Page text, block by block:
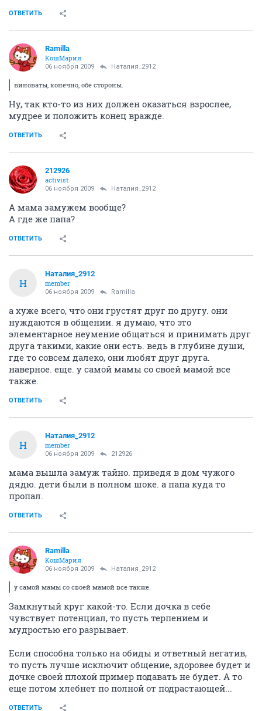
ОТВЕТИТЬ
Ramilla
КошМария
06 ноября 2009 Наталия_2912
виноваты, конечно, обе стороны.
Ну, так кто-то из них должен оказаться взрослее,
мудрее и положить конец вражде.
ОТВЕТИТЬ
212926
activist
06 ноября 2009 Наталия_2912
А мама замужем вообще?
А где же папа?
ОТВЕТИТЬ
Н
Наталия_2912
member
06 ноября 2009 Ramilla
а хуже всего, что они грустят друг по другу. они
нуждаются в общении. я думаю, что это
элементарное неумение общаться и принимать друг
друга такими, какие они есть. ведь в глубине души,
где то совсем далеко, они любят друг друга.
наверное. еще. у самой мамы со своей мамой все
также.
ОТВЕТИТЬ
Н
Наталия_2912
member
06 ноября 2009 212926
мама вышла замуж тайно. приведя в дом чужого
дядю. дети были в полном шоке. а папа куда то
пропал.
ОТВЕТИТЬ
Ramilla
КошМария
06 ноября 2009 Наталия_2912
у самой мамы со своей мамой все также.
Замкнутый круг какой-то. Если дочка в себе
чувствует потенциал, то пусть терпением и
мудростью его разрывает.
Если способна только на обиды и ответный негатив,
то пусть лучше исключит общение, здоровее будет и
дочке своей плохой пример подавать не будет. А то
еще потом хлебнет по полной от подрастающей...
ОТВЕТИТЬ